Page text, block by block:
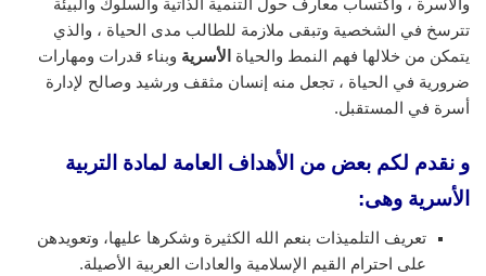
والأسرة ، واكتساب معارف حول التنمية الذاتية والسلوك والبيئة
تترسخ في الشخصية وتبقى ملازمة للطالب مدى الحياة ، والذي
يتمكن من خلالها فهم النمط والحياة الأسرية وبناء قدرات ومهارات
ضرورية في الحياة ، تجعل منه إنسان مثقف ورشيد وصالح لإدارة
أسرة في المستقبل.
و نقدم لكم بعض من الأهداف العامة لمادة التربية
الأسرية وهى:
تعريف التلميذات بنعم الله الكثيرة وشكرها عليها، وتعويدهن
على احترام القيم الإسلامية والعادات العربية الأصيلة.